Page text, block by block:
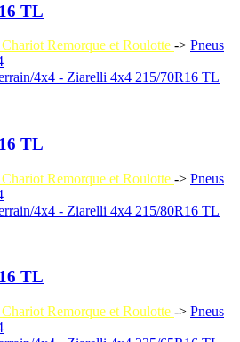
TL
Remorque et Roulotte -> Pneus
TL
Remorque et Roulotte -> Pneus
TL
Remorque et Roulotte -> Pneus